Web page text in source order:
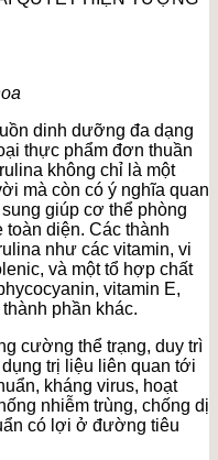
dinh dưỡng đa dạng
thực phẩm đơn thuần
không chỉ là một
mà còn có ý nghĩa quan
giúp cơ thể phòng
diện. Các thành
như các vitamin, vi
và một tổ hợp chất
vitamin E,
phần khác.
cường thể trạng, duy trì
trị liệu liên quan tới
kháng virus, hoạt
nhiễm trùng, chống dị
có lợi ở đường tiêu